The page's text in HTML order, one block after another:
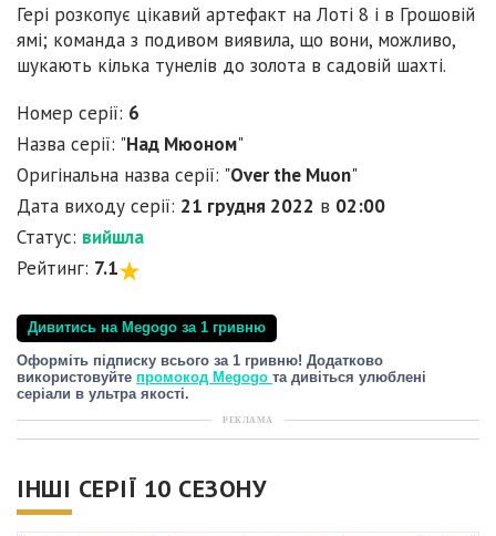
Гері розкопує цікавий артефакт на Лоті 8 і в Грошовій
ямі; команда з подивом виявила, що вони, можливо,
шукають кілька тунелів до золота в садовій шахті.
Номер серії: 6
Назва серії: "Над Мюоном"
Оригінальна назва серії: "Over the Muon"
Дата виходу серії: 21 грудня 2022 в 02:00
Статус: вийшла
Рейтинг: 7.1
Дивитись на Megogo за 1 гривню
Оформіть підписку всього за 1 гривню! Додатково
використовуйте промокод Megogo та дивіться улюблені
серіали в ультра якості.
РЕКЛАМА
ІНШІ СЕРІЇ 10 СЕЗОНУ